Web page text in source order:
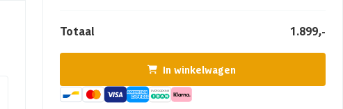
Totaal 1.899,-
In winkelwagen